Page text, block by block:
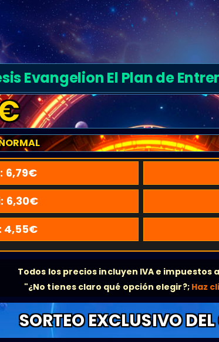
Evangelion El Plan de
6,79€
6,30€
4,55€
Todos los precios incluyen IVA e impuestos
"¿No tienes claro qué opción elegir?; Haz
SORTEO EXCLUSIVO